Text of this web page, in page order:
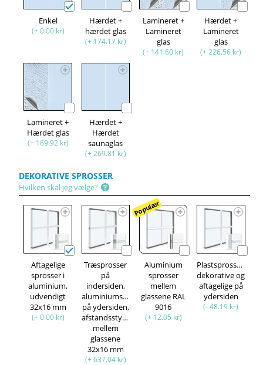
Enkel
(+ 0.00 kr)
Hærdet +
hærdet glas
(+ 174.17 kr)
Lamineret +
Lamineret
glas
(+ 141.60 kr)
Hærdet +
Lamineret
glas
(+ 226.56 kr)
Lamineret +
Hærdet glas
(+ 169.92 kr)
Hærdet +
Hærdet
saunaglas
(+ 269.81 kr)
DEKORATIVE SPROSSER
Hvilken skal jeg vælge?
Aftagelige
sprosser i
aluminium,
udvendigt
32x16 mm
(+ 0.00 kr)
Træsprosser
på
indersiden,
aluminiumsprosser
på ydersiden,
afstandsstykke
mellem
glassene
32x16 mm
(+ 637.04 kr)
Populær
Aluminium
sprosser
mellem
glassene RAL
9016
(+ 12.05 kr)
Plastsprosser,
dekorative og
aftagelige på
ydersiden
(- 48.19 kr)